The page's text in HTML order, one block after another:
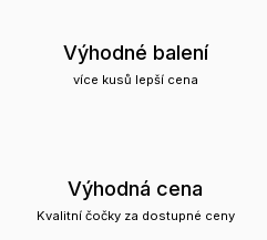
Výhodné balení
více kusů lepší cena
Výhodná cena
Kvalitní čočky za dostupné ceny